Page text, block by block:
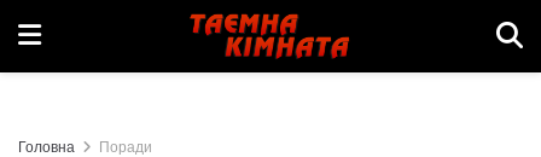
Головна Поради